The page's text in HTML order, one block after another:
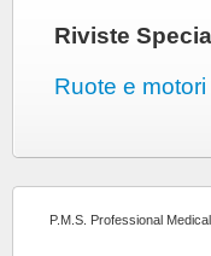
Riviste
Ruote e
P.M.S. Professional